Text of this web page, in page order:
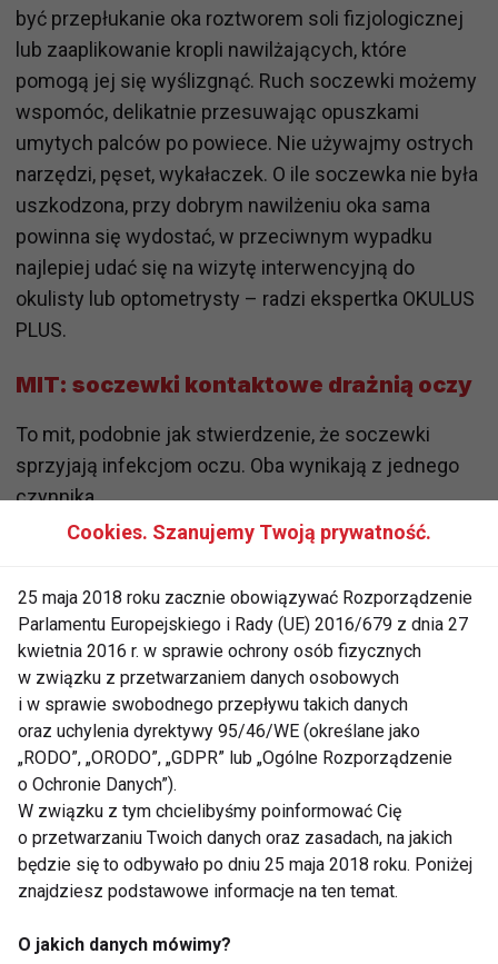
być przepłukanie oka roztworem soli fizjologicznej
lub zaaplikowanie kropli nawilżających, które
pomogą jej się wyślizgnąć. Ruch soczewki możemy
wspomóc, delikatnie przesuwając opuszkami
umytych palców po powiece. Nie używajmy ostrych
narzędzi, pęset, wykałaczek. O ile soczewka nie była
uszkodzona, przy dobrym nawilżeniu oka sama
powinna się wydostać, w przeciwnym wypadku
najlepiej udać się na wizytę interwencyjną do
okulisty lub optometrysty – radzi ekspertka OKULUS
PLUS.
MIT: soczewki kontaktowe drażnią oczy
To mit, podobnie jak stwierdzenie, że soczewki
sprzyjają infekcjom oczu. Oba wynikają z jednego
czynnika.
– Miękkie soczewki kontaktowe wymagają
zasad, które mają na celu maksymalne zwiększenie
bezpieczeństwa ich stosowania. Przejściowe
podrażnienia najczęściej wynikają z błędów, które
popełniamy: niedokładnie myjemy ręce przed
założeniem i zdjęciem soczewek, nosimy je zbyt
długo lub wbrew ich przeznaczeniu, nie stosujemy
płynu do płukania soczewek albo – co wcale
nierzadkie – stosujemy wodę kranową do ich
przepłukiwania. Błędem jest też kąpiel basenowa lub
w naturalnym zbiorniku z założonymi soczewkami.
przestrzega optometrystka mgr Martyna Sulska i
Cookies. Szanujemy Twoją prywatność.
25 maja 2018 roku zacznie obowiązywać Rozporządzenie
Parlamentu Europejskiego i Rady (UE) 2016/679 z dnia 27
kwietnia 2016 r. w sprawie ochrony osób fizycznych
w związku z przetwarzaniem danych osobowych
i w sprawie swobodnego przepływu takich danych
oraz uchylenia dyrektywy 95/46/WE (określane jako
„RODO”, „ORODO”, „GDPR” lub „Ogólne Rozporządzenie
o Ochronie Danych”).
W związku z tym chcielibyśmy poinformować Cię
o przetwarzaniu Twoich danych oraz zasadach, na jakich
będzie się to odbywało po dniu 25 maja 2018 roku. Poniżej
znajdziesz podstawowe informacje na ten temat.
O jakich danych mówimy?